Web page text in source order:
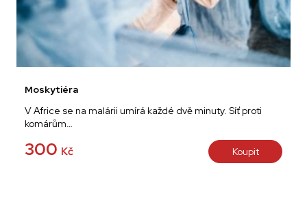
Moskytiéra
300 Kč
V Africe se na malárii umírá každé dvě minuty. Síť proti
komárům…
Koupit